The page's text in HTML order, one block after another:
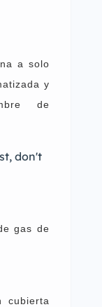
a solo
y
de
don't
gas de
cubierta